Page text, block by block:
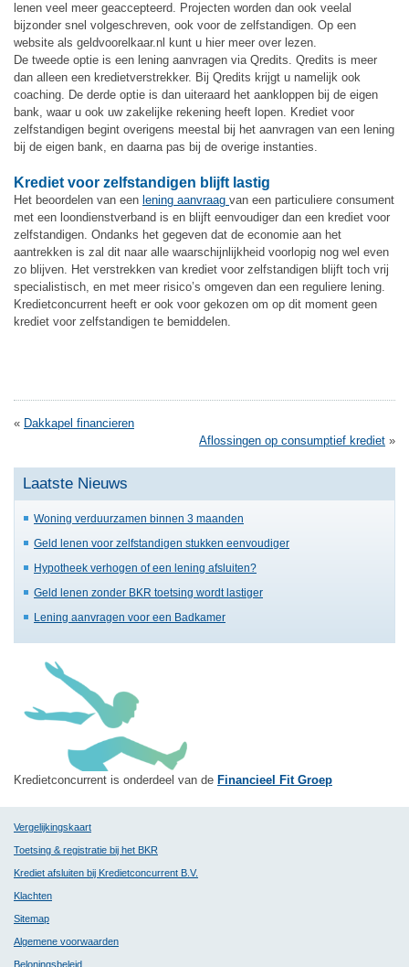
lenen veel meer geaccepteerd. Projecten worden dan ook veelal
bijzonder snel volgeschreven, ook voor de zelfstandigen. Op een
website als geldvoorelkaar.nl kunt u hier meer over lezen.
De tweede optie is een lening aanvragen via Qredits. Qredits is meer
dan alleen een kredietverstrekker. Bij Qredits krijgt u namelijk ook
coaching. De derde optie is dan uiteraard het aankloppen bij de eigen
bank, waar u ook uw zakelijke rekening heeft lopen. Krediet voor
zelfstandigen begint overigens meestal bij het aanvragen van een lening
bij de eigen bank, en daarna pas bij de overige instanties.
Krediet voor zelfstandigen blijft lastig
Het beoordelen van een lening aanvraag van een particuliere consument
met een loondienstverband is en blijft eenvoudiger dan een krediet voor
zelfstandigen. Ondanks het gegeven dat de economie aan het
aantrekken is zal dit naar alle waarschijnlijkheid voorlopig nog wel even
zo blijven. Het verstrekken van krediet voor zelfstandigen blijft toch vrij
specialistisch, en met meer risico’s omgeven dan een reguliere lening.
Kredietconcurrent heeft er ook voor gekozen om op dit moment geen
krediet voor zelfstandigen te bemiddelen.
« Dakkapel financieren
Aflossingen op consumptief krediet »
Laatste Nieuws
Woning verduurzamen binnen 3 maanden
Geld lenen voor zelfstandigen stukken eenvoudiger
Hypotheek verhogen of een lening afsluiten?
Geld lenen zonder BKR toetsing wordt lastiger
Lening aanvragen voor een Badkamer
Kredietconcurrent is onderdeel van de Financieel Fit Groep
Vergelijkingskaart
Toetsing & registratie bij het BKR
Krediet afsluiten bij Kredietconcurrent B.V.
Klachten
Sitemap
Algemene voorwaarden
Beloningsbeleid